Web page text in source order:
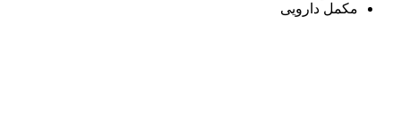
مکمل دارویی